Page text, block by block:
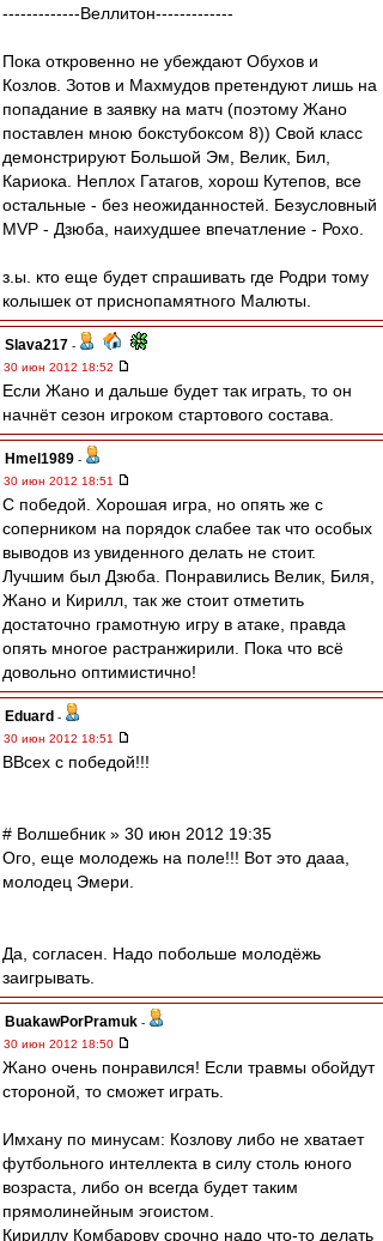
-------------Веллитон-------------
Пока откровенно не убеждают Обухов и
Козлов. Зотов и Махмудов претендуют лишь на
попадание в заявку на матч (поэтому Жано
поставлен мною бокстубоксом 8)) Свой класс
демонстрируют Большой Эм, Велик, Бил,
Кариока. Неплох Гатагов, хорош Кутепов, все
остальные - без неожиданностей. Безусловный
MVP - Дзюба, наихудшее впечатление - Рохо.
з.ы. кто еще будет спрашивать где Родри тому
колышек от приснопамятного Малюты.
Slava217 -
30 июн 2012 18:52
Если Жано и дальше будет так играть, то он
начнёт сезон игроком стартового состава.
Hmel1989 -
30 июн 2012 18:51
С победой. Хорошая игра, но опять же с
соперником на порядок слабее так что особых
выводов из увиденного делать не стоит.
Лучшим был Дзюба. Понравились Велик, Биля,
Жано и Кирилл, так же стоит отметить
достаточно грамотную игру в атаке, правда
опять многое растранжирили. Пока что всё
довольно оптимистично!
Eduard -
30 июн 2012 18:51
ВВсех с победой!!!
# Волшебник » 30 июн 2012 19:35
Ого, еще молодежь на поле!!! Вот это дааа,
молодец Эмери.
Да, согласен. Надо побольше молодёжь
заигрывать.
BuakawPorPramuk -
30 июн 2012 18:50
Жано очень понравился! Если травмы обойдут
стороной, то сможет играть.
Имхану по минусам: Козлову либо не хватает
футбольного интеллекта в силу столь юного
возраста, либо он всегда будет таким
прямолинейным эгоистом.
Кириллу Комбарову срочно надо что-то делать